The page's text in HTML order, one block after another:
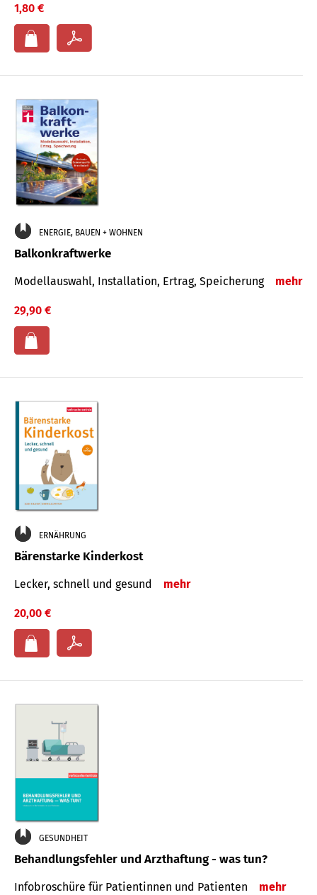
1,80 €
ENERGIE, BAUEN + WOHNEN
Balkonkraftwerke
Modellauswahl, Installation, Ertrag, Speicherung mehr
29,90 €
ERNÄHRUNG
Bärenstarke Kinderkost
Lecker, schnell und gesund mehr
20,00 €
GESUNDHEIT
Behandlungsfehler und Arzthaftung - was tun?
Infobroschüre für Patientinnen und Patienten mehr